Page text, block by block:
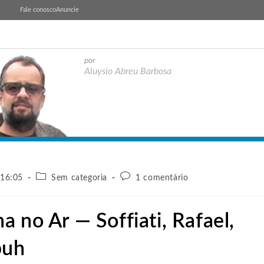
Fale conoscoAnuncie
por
Aluysio Abreu Barbosa
Sem categoria 1 comentário
no Ar — Soffiati, Rafael,